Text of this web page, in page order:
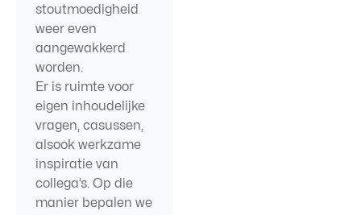
stoutmoedigheid
weer even
aangewakkerd
worden.
Er is ruimte voor
eigen inhoudelijke
vragen, casussen,
alsook werkzame
inspiratie van
collega’s. Op die
manier bepalen we